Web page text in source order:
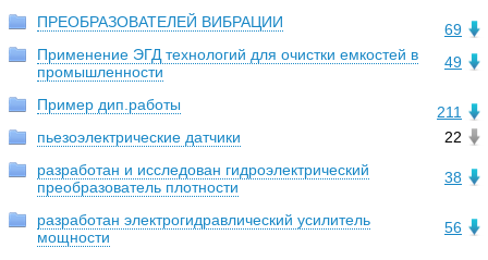
69
ПРЕОБРАЗОВАТЕЛЕЙ ВИБРАЦИИ
49
Применение ЭГД технологий для очистки емкостей в
промышленности
211
Пример дип.работы
22
пьезоэлектрические датчики
38
разработан и исследован гидроэлектрический
преобразователь плотности
56
разработан электрогидравлический усилитель
мощности